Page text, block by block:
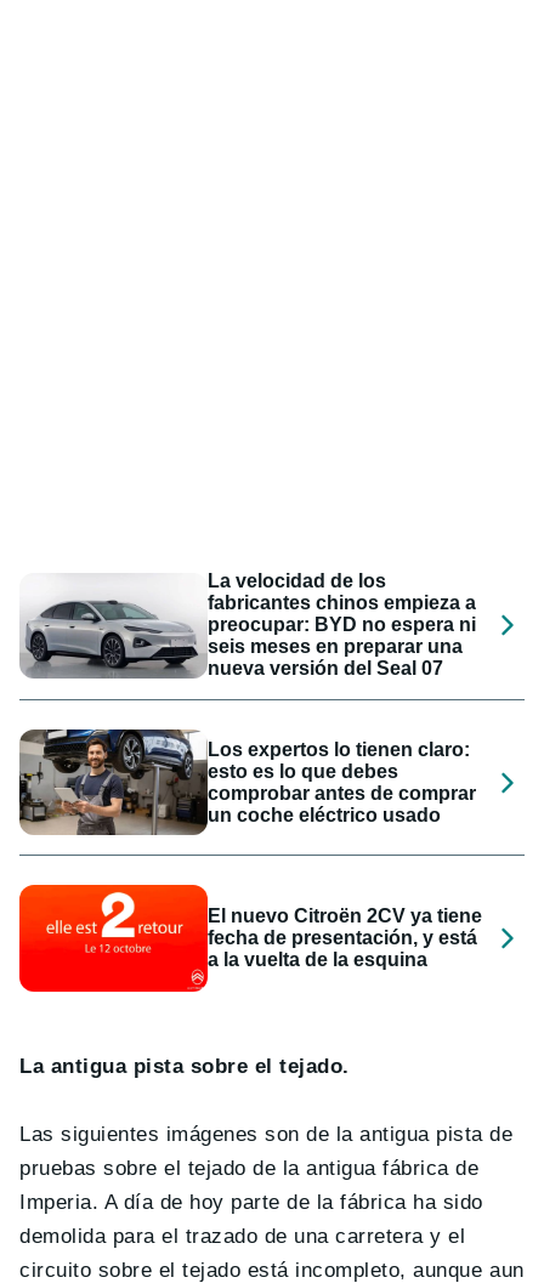
La velocidad de los
fabricantes chinos empieza a
preocupar: BYD no espera ni
seis meses en preparar una
nueva versión del Seal 07
Los expertos lo tienen claro:
esto es lo que debes
comprobar antes de comprar
un coche eléctrico usado
El nuevo Citroën 2CV ya tiene
fecha de presentación, y está
a la vuelta de la esquina
La antigua pista sobre el tejado.
Las siguientes imágenes son de la antigua pista de
pruebas sobre el tejado de la antigua fábrica de
Imperia. A día de hoy parte de la fábrica ha sido
demolida para el trazado de una carretera y el
circuito sobre el tejado está incompleto, aunque aun